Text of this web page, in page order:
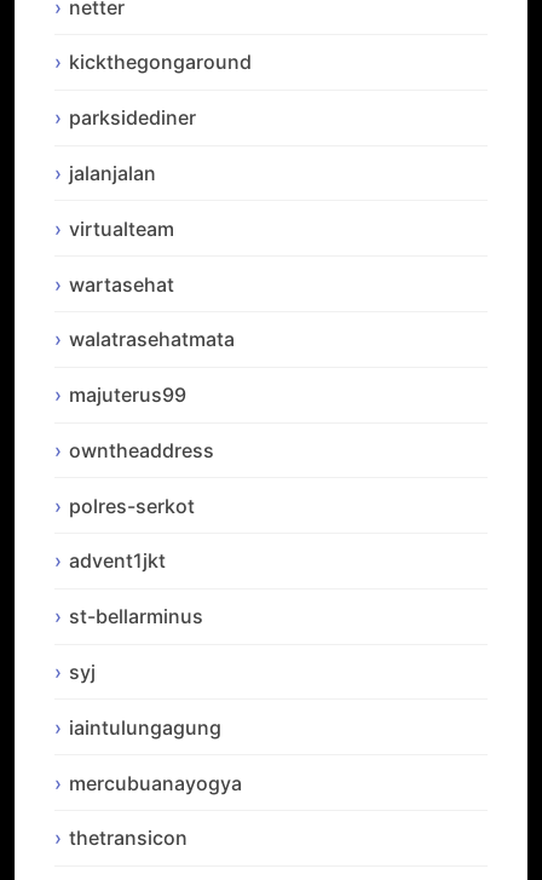
netter
kickthegongaround
parksidediner
jalanjalan
virtualteam
wartasehat
walatrasehatmata
majuterus99
owntheaddress
polres-serkot
advent1jkt
st-bellarminus
syj
iaintulungagung
mercubuanayogya
thetransicon